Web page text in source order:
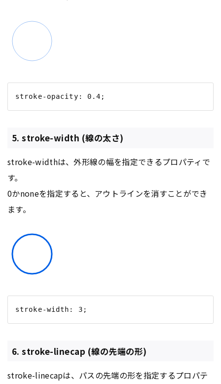
5. stroke-width (線の太さ)
stroke-widthは、外形線の幅を指定できるプロパティで
す。
0かnoneを指定すると、アウトラインを消すことができ
ます。
6. stroke-linecap (線の先端の形)
stroke-linecapは、パスの先端の形を指定するプロパテ